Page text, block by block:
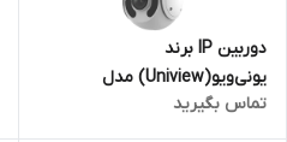
دوربین IP برند
یونی‌ویو(Uniview) مدل
- لنز(PTZ) - 4 مگاپیکسل
تماس بگیرید